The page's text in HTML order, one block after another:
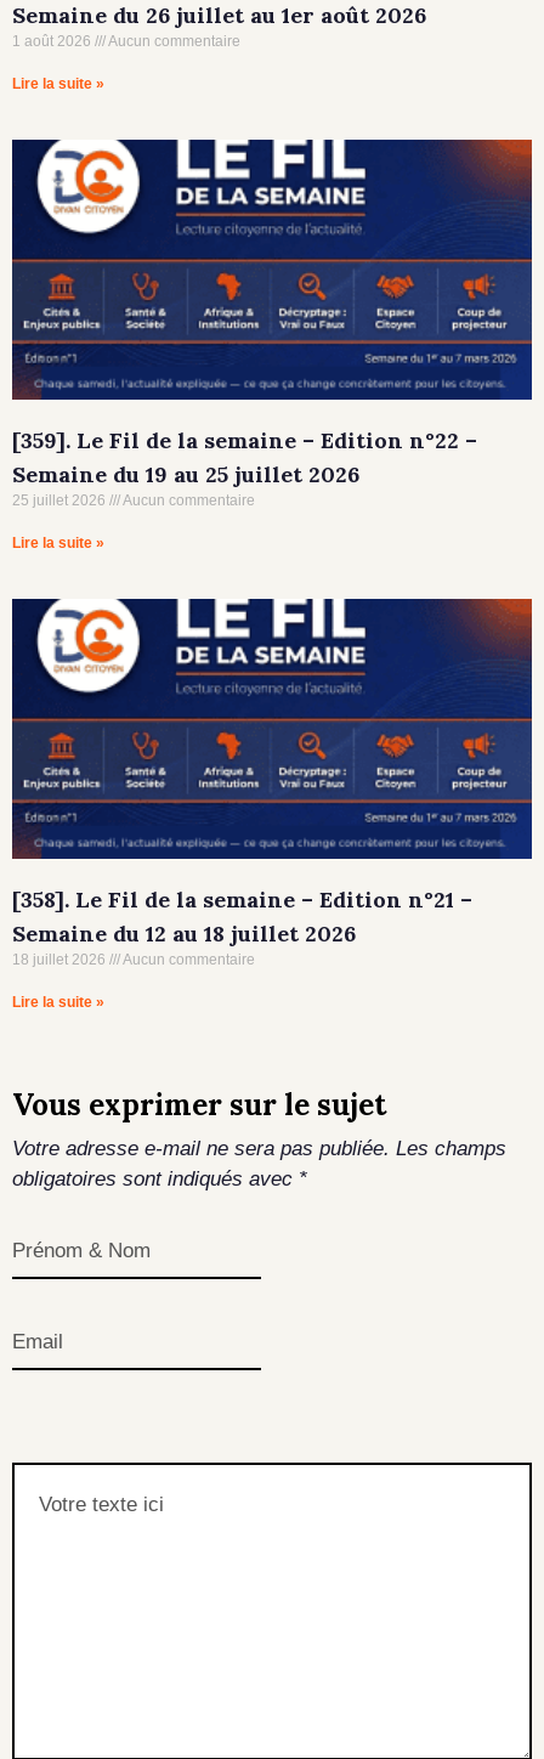
Semaine du 26 juillet au 1er août 2026
1 août 2026 Aucun commentaire
Lire la suite »
[359]. Le Fil de la semaine – Edition n°22 –
Semaine du 19 au 25 juillet 2026
25 juillet 2026 Aucun commentaire
Lire la suite »
[358]. Le Fil de la semaine – Edition n°21 –
Semaine du 12 au 18 juillet 2026
18 juillet 2026 Aucun commentaire
Lire la suite »
Vous exprimer sur le sujet
Votre adresse e-mail ne sera pas publiée. Les champs
obligatoires sont indiqués avec *